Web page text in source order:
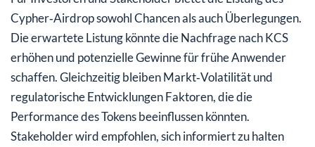
Cypher‑Airdrop sowohl Chancen als auch Überlegungen.
Die erwartete Listung könnte die Nachfrage nach KCS
erhöhen und potenzielle Gewinne für frühe Anwender
schaffen. Gleichzeitig bleiben Markt‑Volatilität und
regulatorische Entwicklungen Faktoren, die die
Performance des Tokens beeinflussen könnten.
Stakeholder wird empfohlen, sich informiert zu halten